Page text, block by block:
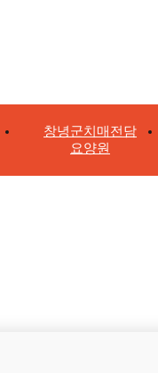
창녕군치매전담
요양원